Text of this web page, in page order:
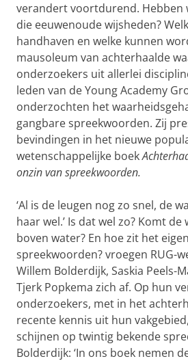
verandert voortdurend. Hebben
die eeuwenoude wijsheden?
handhaven en welke kunnen
mausoleum van achterhaalde
onderzoekers uit allerlei
leden van de Young Academy
onderzochten het
gangbare spreekwoorden. Zij
bevindingen in het nieuwe
wetenschappelijke boek
onzin van spreekwoorden.
‘Al is de leugen nog zo snel, de
haar wel.’ Is dat wel zo? Komt
boven water? En hoe zit het
spreekwoorden? vroegen RUG-
Willem Bolderdijk, Saskia Peels-
Tjerk Popkema zich af. Op hun
onderzoekers, met in het
recente kennis uit hun
schijnen op twintig bekende
Bolderdijk: ‘In ons boek nemen